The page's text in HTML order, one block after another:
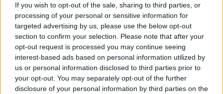
If you wish to opt-out of the sale, sharing to third parties, or
processing of your personal or sensitive information for
targeted advertising by us, please use the below opt-out
section to confirm your selection. Please note that after your
opt-out request is processed you may continue seeing
interest-based ads based on personal information utilized by
us or personal information disclosed to third parties prior to
your opt-out. You may separately opt-out of the further
disclosure of your personal information by third parties on the
Σινεμά|05.08.2025 23:00
Μάικλ και Κάμερον Ντάγκλας ενώνουν
τις δυνάμεις τους για μία τρυφερή
ιστορία στο «Looking Through Water»
Πατέρας και γιος συμπρωταγωνιστούν σε
μία ταινία που μιλάει για τη σύνθετη σχέση
πατέρα και γιου